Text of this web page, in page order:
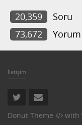
20,359 Soru
73,672
Yorum
İletişim
Donut Theme with